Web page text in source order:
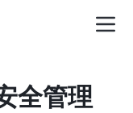
全管理